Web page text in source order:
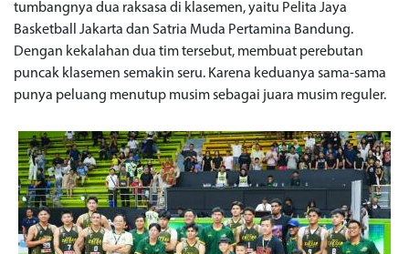
tumbangnya dua raksasa di klasemen, yaitu Pelita Jaya
Basketball Jakarta dan Satria Muda Pertamina Bandung.
Dengan kekalahan dua tim tersebut, membuat perebutan
puncak klasemen semakin seru. Karena keduanya sama-sama
punya peluang menutup musim sebagai juara musim reguler.